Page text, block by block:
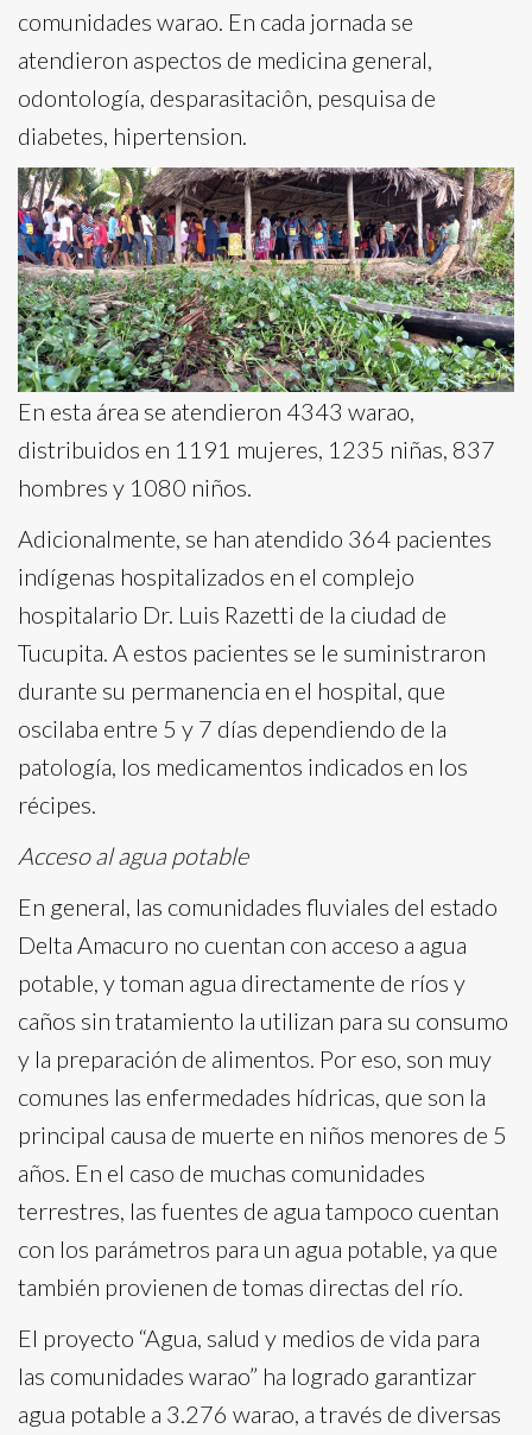
comunidades warao. En cada jornada se
atendieron aspectos de medicina general,
odontología, desparasitaciôn, pesquisa de
diabetes, hipertension.
En esta área se atendieron 4343 warao,
distribuidos en 1191 mujeres, 1235 niñas, 837
hombres y 1080 niños.
Adicionalmente, se han atendido 364 pacientes
indígenas hospitalizados en el complejo
hospitalario Dr. Luis Razetti de la ciudad de
Tucupita. A estos pacientes se le suministraron
durante su permanencia en el hospital, que
oscilaba entre 5 y 7 días dependiendo de la
patología, los medicamentos indicados en los
récipes.
Acceso al agua potable
En general, las comunidades fluviales del estado
Delta Amacuro no cuentan con acceso a agua
potable, y toman agua directamente de ríos y
caños sin tratamiento la utilizan para su consumo
y la preparación de alimentos. Por eso, son muy
comunes las enfermedades hídricas, que son la
principal causa de muerte en niños menores de 5
años. En el caso de muchas comunidades
terrestres, las fuentes de agua tampoco cuentan
con los parámetros para un agua potable, ya que
también provienen de tomas directas del río.
El proyecto “Agua, salud y medios de vida para
las comunidades warao” ha logrado garantizar
agua potable a 3.276 warao, a través de diversas